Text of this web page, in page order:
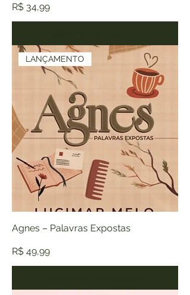
Preço
R$ 34,99
LANÇAMENTO
Agnes – Palavras Expostas
Preço
R$ 49,99